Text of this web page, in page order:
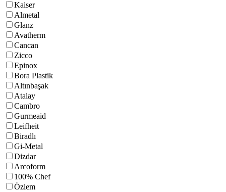
Kaiser
Almetal
Glanz
Avatherm
Cancan
Zicco
Epinox
Bora Plastik
Altınbaşak
Atalay
Cambro
Gurmeaid
Leifheit
Biradlı
Gi-Metal
Dizdar
Arcoform
100% Chef
Özlem